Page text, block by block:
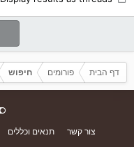
דף הבית פורומים חיפוש
צור קשר
תנאים וכללים